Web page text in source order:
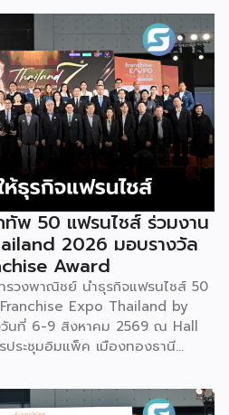
ดูแลเรื่องการวิจัยในภาพรวม รวม
นักวิจัย ตั้งแต่ระดับเยาวชนไปจนถึง
นหน่วยงานผู้อยู่เบื้องหลังงานวิจัย
กิจกรรมที่นำมาจัดแสดงในบูธ
ช. สนับสนุนภายใต้ชุดโครงการ
มายชัดเจน คือการแนะแนวและ
วัตกรรมที่ต่อยอดมาจากงานวิจัย
จริงในเชิงพาณิชย์ ไม่ใช่แค่งาน
าที่นำมาโชว์ในบูธจึงเป็นผลิตภัณฑ์
งแบรนด์ขายออนไลน์ บางแบรนด์
นี้ ยังมีการสาธิตนำผลิตภัณฑ์ไป
มให้ผู้ร่วมงานเห็นวิธีใช้งานจริง
างขายแบบเดิม ๆ แต่แปรรูปเป็น
ด้ชิมสดๆ หน้าบูธ เพื่อดึงดูดและ
ได้ทดลองสัมผัสสินค้าจริง และหาก
กลับไปทำเครื่องดื่มต่อเองที่บ้านได้
พ 50 แฟรนไชส์ ร่วมงาน
2026 มอบรางวัล
Award
รวงพาณิชย์ นำธุรกิจแฟรนไชส์ 50
Expo Thailand by
วันที่ 6-9 สิงหาคม 2569 ณ Hall
ระชุมอิมแพ็ค เมืองทองธานี
รนไชส์ที่อยู่ในการส่งเสริมสนับสนุน
าภากรณ์ อธิบดีกรมพัฒนาธุรกิจ